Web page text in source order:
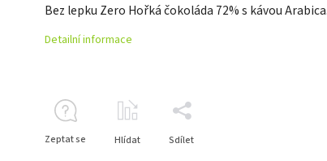
Bez lepku Zero Hořká čokoláda 72% s kávou Arabica.
Detailní informace
Zeptat se Hlídat Sdílet